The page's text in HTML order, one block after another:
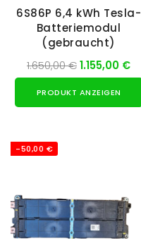
6S86P 6,4 kWh Tesla-
Batteriemodul
(gebraucht)
1.650,00 €1.155,00 €
PRODUKT ANZEIGEN
-50,00 €